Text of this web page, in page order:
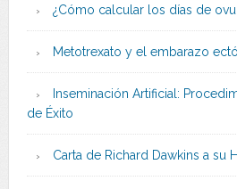
¿Cómo calcular los días de
Metotrexato y el embarazo
Inseminación Artificial:
de Éxito
Carta de Richard Dawkins a su